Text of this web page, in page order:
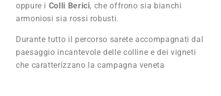
oppure i Colli Berici, che offrono sia bianchi
armoniosi sia rossi robusti.
Durante tutto il percorso sarete accompagnati dal
paesaggio incantevole delle colline e dei vigneti
che caratterizzano la campagna veneta